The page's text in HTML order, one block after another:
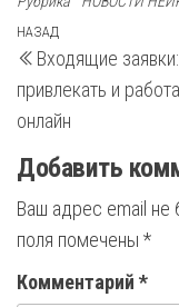
Навигация
по
записям
Предыдущая
запись
НАЗАД
Входящие
привлекать и
онлайн
Добавить
Ваш адрес email не
поля помечены *
Комментарий *